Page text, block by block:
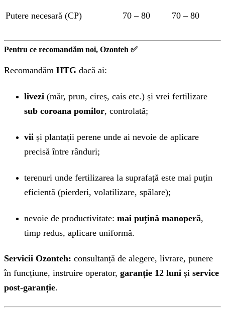
Putere necesară (CP) 70 – 80 70 – 80
Pentru ce recomandăm noi, Ozonteh ✅
Recomandăm HTG dacă ai:
livezi (măr, prun, cireș, cais etc.) și vrei fertilizare
sub coroana pomilor, controlată;
vii și plantații perene unde ai nevoie de aplicare
precisă între rânduri;
terenuri unde fertilizarea la suprafață este mai puțin
eficientă (pierderi, volatilizare, spălare);
nevoie de productivitate: mai puțină manoperă,
timp redus, aplicare uniformă.
Servicii Ozonteh: consultanță de alegere, livrare, punere
în funcțiune, instruire operator, garanție 12 luni și service
post-garanție.